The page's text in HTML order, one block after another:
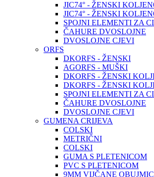
JIC74° - ŽENSKI
JIC74° - ŽENSKI
SPOJNI ELEMENTI ZA
ČAHURE DVOSLOJNE
DVOSLOJNE CJEVI
ORFS
DKORFS - ŽENSKI
AGORFS - MUŠKI
DKORFS - ŽENSKI
DKORFS - ŽENSKI
SPOJNI ELEMENTI ZA
ČAHURE DVOSLOJNE
DVOSLOJNE CJEVI
GUMENA CRIJEVA
COLSKI
METRIČNI
COLSKI
GUMA S PLETENICOM
PVC S PLETENICOM
9MM VIJČANE